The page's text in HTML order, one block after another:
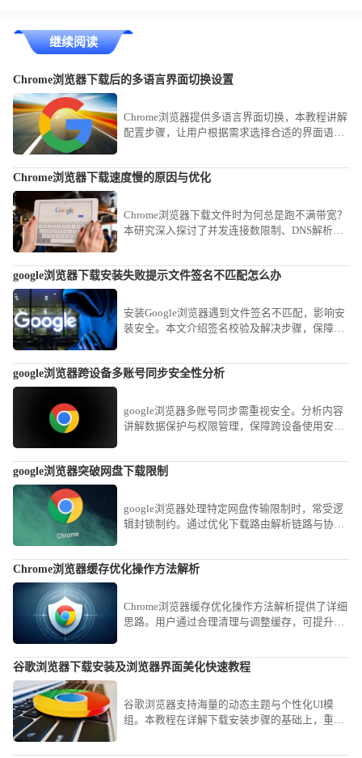
继续阅读
Chrome浏览器下载后的多语言界面切换设置
Chrome浏览器提供多语言界面切换，本教程讲解
配置步骤，让用户根据需求选择合适的界面语
Chrome浏览器下载速度慢的原因与优化
Chrome浏览器下载文件时为何总是跑不满带宽？
本研究深入探讨了并发连接数限制、DNS解析延
您如何通过简单的参数微调，大幅缩短大型软件
google浏览器下载安装失败提示文件签名不匹配怎么办
安装Google浏览器遇到文件签名不匹配，影响安
装安全。本文介绍签名校验及解决步骤，保障安
google浏览器跨设备多账号同步安全性分析
google浏览器多账号同步需重视安全。分析内容
讲解数据保护与权限管理，保障跨设备使用安
google浏览器突破网盘下载限制
google浏览器处理特定网盘传输限制时，常受逻
辑封锁制约。通过优化下载路由解析链路与协议
Chrome浏览器缓存优化操作方法解析
Chrome浏览器缓存优化操作方法解析提供了详细
思路。用户通过合理清理与调整缓存，可提升浏
谷歌浏览器下载安装及浏览器界面美化快速教程
谷歌浏览器支持海量的动态主题与个性化UI模
组。本教程在详解下载安装步骤的基础上，重点